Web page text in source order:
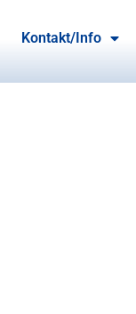
Kontakt/Info